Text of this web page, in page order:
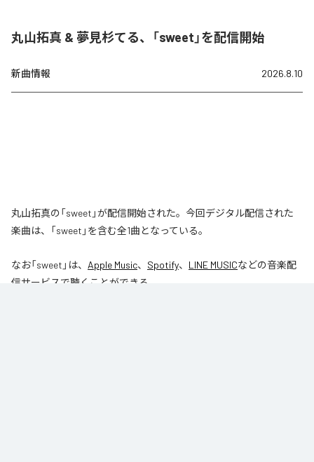
丸山拓真 & 夢見杉てる、「sweet」を配信開始
新曲情報 2026.8.10
丸山拓真の「sweet」が配信開始された。今回デジタル配信された
楽曲は、「sweet」を含む全1曲となっている。
なお「sweet 」は、 Apple Music、 Spotify、 LINE MUSICなどの音楽配
信サービスで聴くことができる。